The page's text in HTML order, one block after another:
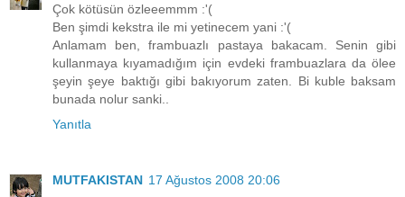
Çok kötüsün özleeemmm :'(
Ben şimdi kekstra ile mi yetinecem yani :'(
Anlamam ben, frambuazlı pastaya bakacam. Senin gibi
kullanmaya kıyamadığım için evdeki frambuazlara da ölee
şeyin şeye baktığı gibi bakıyorum zaten. Bi kuble baksam
bunada nolur sanki..
Yanıtla
MUTFAKISTAN 17 Ağustos 2008 20:06